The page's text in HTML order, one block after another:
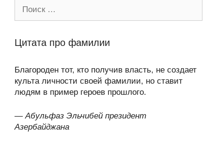
Цитата про фамилии
Благороден тот, кто получив власть, не создает
культа личности своей фамилии, но ставит
людям в пример героев прошлого.
— Абульфаз Эльчибей президент
Азербайджана